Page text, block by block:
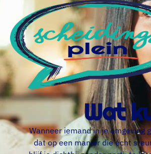
Wat
Wanneer iemand in je omgeving
dat op een manier die écht